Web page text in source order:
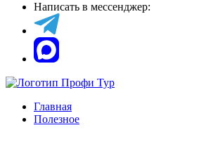
Написать в мессенджер:
Главная
Полезное